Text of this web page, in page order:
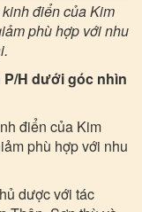
điển của Kim
phù hợp với nhu
H dưới góc nhìn
điển của Kim
phù hợp với nhu
dược với tác